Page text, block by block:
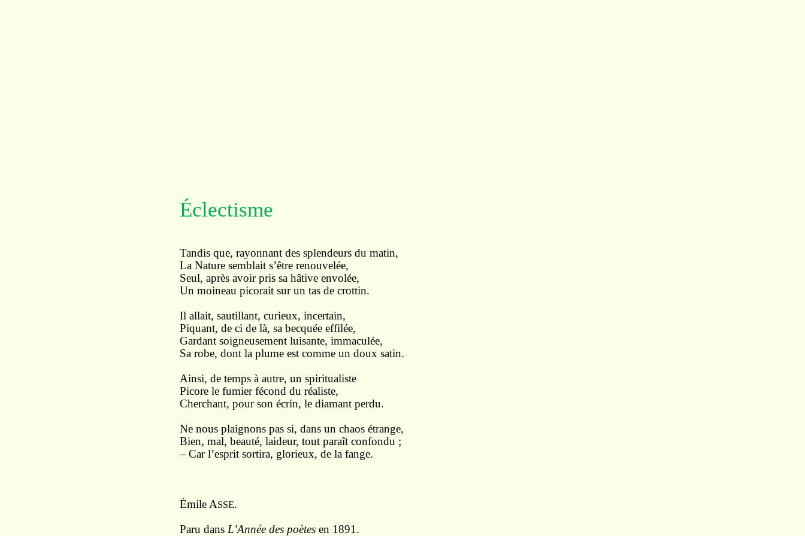
Éclectisme
Tandis que, rayonnant des splendeurs du matin,
La Nature semblait s’être renouvelée,
Seul, après avoir pris sa hâtive envolée,
Un moineau picorait sur un tas de crottin.
Il allait, sautillant, curieux, incertain,
Piquant, de ci de là, sa becquée effilée,
Gardant soigneusement luisante, immaculée,
Sa robe, dont la plume est comme un doux satin.
Ainsi, de temps à autre, un spiritualiste
Picore le fumier fécond du réaliste,
Cherchant, pour son écrin, le diamant perdu.
Ne nous plaignons pas si, dans un chaos étrange,
Bien, mal, beauté, laideur, tout paraît confondu ;
– Car l’esprit sortira, glorieux, de la fange.
Émile ASSE.
Paru dans L’Année des poètes en 1891.